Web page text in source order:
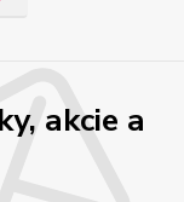
akcie a